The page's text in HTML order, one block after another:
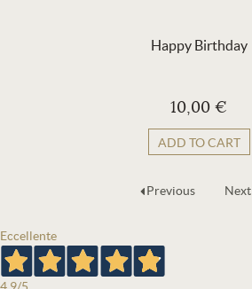
Happy Birthday
10,00 €
ADD TO CART
Previous Next
Eccellente